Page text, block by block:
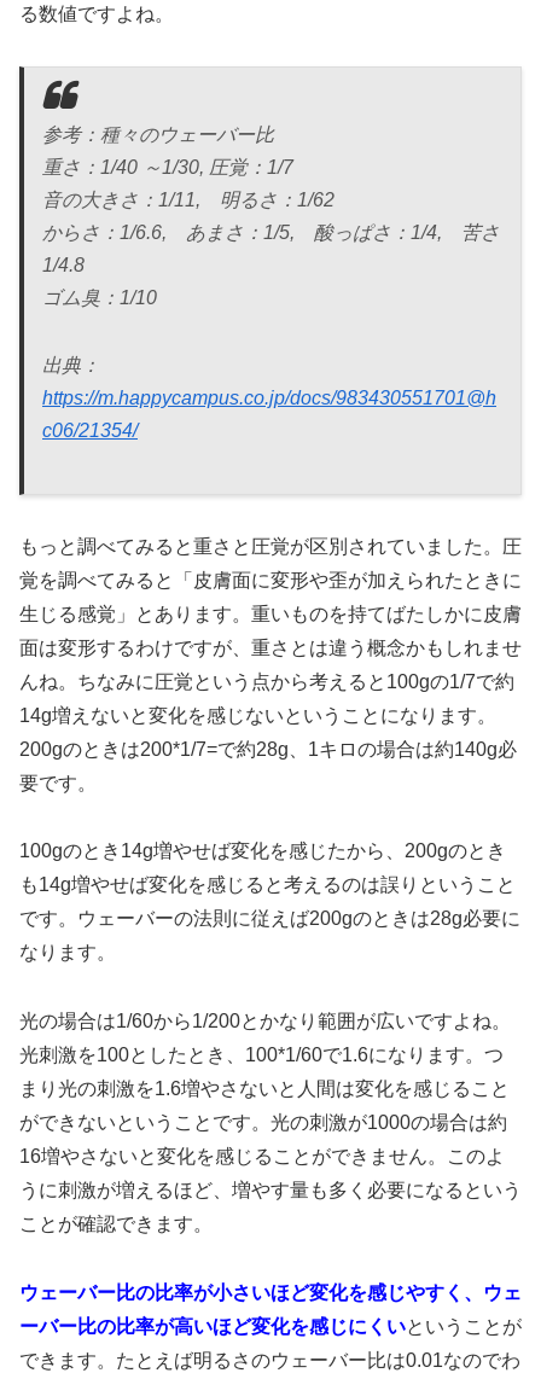
る数値ですよね。
参考：種々のウェーバー比
重さ：1/40 ～1/30, 圧覚：1/7
音の大きさ：1/11, 明るさ：1/62
からさ：1/6.6, あまさ：1/5, 酸っぱさ：1/4, 苦さ
1/4.8
ゴム臭：1/10
出典：
https://m.happycampus.co.jp/docs/983430551701@h
c06/21354/
もっと調べてみると重さと圧覚が区別されていました。圧
覚を調べてみると「皮膚面に変形や歪が加えられたときに
生じる感覚」とあります。重いものを持てばたしかに皮膚
面は変形するわけですが、重さとは違う概念かもしれませ
んね。ちなみに圧覚という点から考えると100gの1/7で約
14g増えないと変化を感じないということになります。
200gのときは200*1/7=で約28g、1キロの場合は約140g必
要です。
100gのとき14g増やせば変化を感じたから、200gのとき
も14g増やせば変化を感じると考えるのは誤りということ
です。ウェーバーの法則に従えば200gのときは28g必要に
なります。
光の場合は1/60から1/200とかなり範囲が広いですよね。
光刺激を100としたとき、100*1/60で1.6になります。つ
まり光の刺激を1.6増やさないと人間は変化を感じること
ができないということです。光の刺激が1000の場合は約
16増やさないと変化を感じることができません。このよ
うに刺激が増えるほど、増やす量も多く必要になるという
ことが確認できます。
ウェーバー比の比率が小さいほど変化を感じやすく、ウェ
ーバー比の比率が高いほど変化を感じにくいということが
できます。たとえば明るさのウェーバー比は0.01なのでわ